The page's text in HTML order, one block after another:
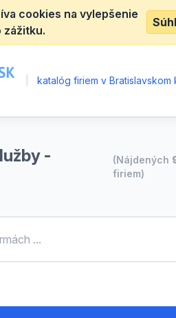
cookies na vylepšenie
zážitku.
katalóg firiem v Bratislavskom
-
(Nájdených
firiem)